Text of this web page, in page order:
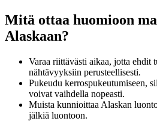
Mitä ottaa huomioon
Alaskaan?
Varaa riittävästi aikaa, jotta ehdit
nähtävyyksiin perusteellisesti.
Pukeudu kerrospukeutumiseen,
voivat vaihdella nopeasti.
Muista kunnioittaa Alaskan
jälkiä luontoon.